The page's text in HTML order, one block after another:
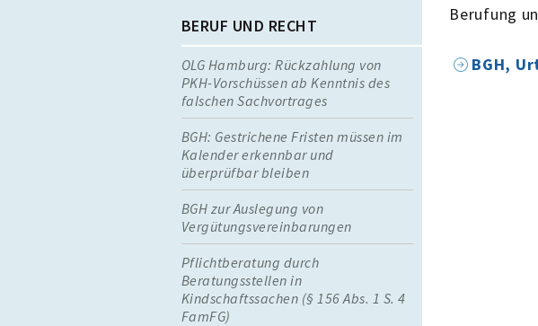
BERUF UND RECHT
OLG Hamburg: Rückzahlung von
PKH-Vorschüssen ab Kenntnis des
falschen Sachvortrages
BGH: Gestrichene Fristen müssen im
Kalender erkennbar und
überprüfbar bleiben
BGH zur Auslegung von
Vergütungsvereinbarungen
Pflichtberatung durch
Beratungsstellen in
Kindschaftssachen (§ 156 Abs. 1 S. 4
FamFG)
Berufung
BGH,